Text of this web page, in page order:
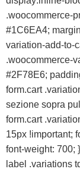
.woocommerce-
#1C6EA4;
variation-add-to-
.woocommerce-
#2F78E6;
form.cart
sezione sopra
form.cart
15px !important;
font-weight: 700;
label .variations